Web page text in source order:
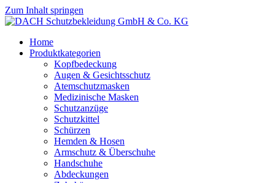
Zum Inhalt springen
Home
Produktkategorien
Kopfbedeckung
Augen & Gesichtsschutz
Atemschutzmasken
Medizinische Masken
Schutzanzüge
Schutzkittel
Schürzen
Hemden & Hosen
Armschutz & Überschuhe
Handschuhe
Abdeckungen